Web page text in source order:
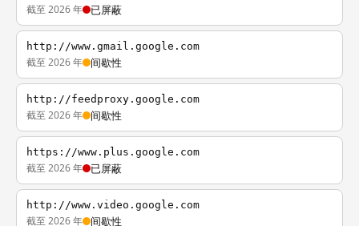
截至 2026 年 已屏蔽
http://www.gmail.google.com
截至 2026 年 间歇性
http://feedproxy.google.com
截至 2026 年 间歇性
https://www.plus.google.com
截至 2026 年 已屏蔽
http://www.video.google.com
截至 2026 年 间歇性